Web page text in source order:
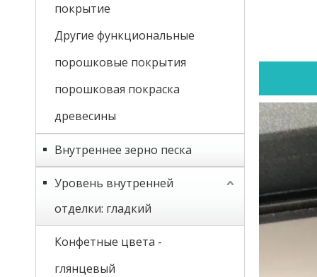
покрытие
Другие функциональные
порошковые покрытия
порошковая покраска
древесины
Внутреннее зерно песка
Уровень внутренней
отделки: гладкий
Конфетные цвета -
глянцевый